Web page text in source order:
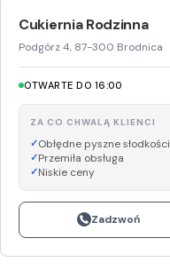
Cukiernia Rodzinna
Podgórz 4, 87-300 Brodnica
OTWARTE DO 16:00
ZA CO CHWALĄ KLIENCI
Obłędne pyszne słodkości
Przemiła obsługa
Niskie ceny
Zadzwoń